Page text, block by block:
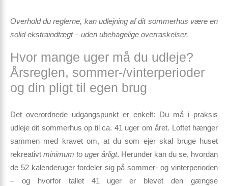
Overhold du reglerne, kan udlejning af dit sommerhus være en
solid ekstraindtægt – uden ubehagelige overraskelser.
Hvor mange uger må du udleje?
Årsreglen, sommer-/vinterperioder
og din pligt til egen brug
Det overordnede udgangspunkt er enkelt: Du må i praksis
udleje dit sommerhusop til ca. 41 uger om året. Loftet hænger
sammen med kravet om, at du som ejer skal bruge huset
rekreativt minimum to uger årligt. Herunder kan du se, hvordan
de 52 kalenderuger fordeler sig på sommer- og vinterperioden
– og hvorfor tallet 41 uger er blevet den gængse